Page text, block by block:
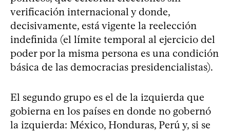
verificación internacional y donde,
decisivamente, está vigente la reelección
indefinida (el límite temporal al ejercicio del
poder por la misma persona es una condición
básica de las democracias presidencialistas).
El segundo grupo es el de la izquierda que
gobierna en los países en donde no gobernó
la izquierda: México, Honduras, Perú y, si se